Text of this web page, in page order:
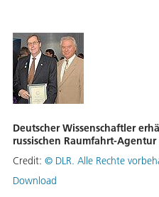
Deutscher Wissenschaftler
russischen Raumfahrt-Agentur
Credit: © DLR. Alle Rechte
Download